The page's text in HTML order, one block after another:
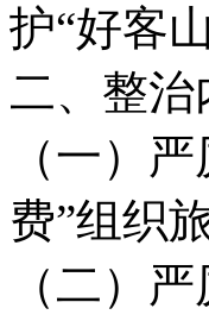
护“好客
二、整治
（一）
费”组织
（二）